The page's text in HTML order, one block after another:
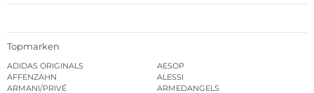
Topmarken
ADIDAS ORIGINALS
AESOP
AFFENZAHN
ALESSI
ARMANI/PRIVÉ
ARMEDANGELS